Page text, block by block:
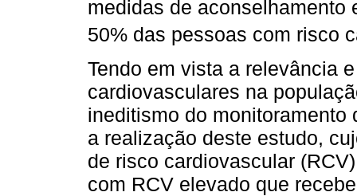
medidas de aconselhamento
50% das pessoas com risco
Tendo em vista a relevância
cardiovasculares na
ineditismo do
a realização deste estudo,
de risco cardiovascular
com RCV elevado que